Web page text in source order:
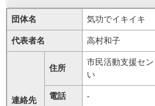
団体名 気功でイキイキ
代表者名 高村和子
連絡先
住所
市民活動支援セ
い
電話 -